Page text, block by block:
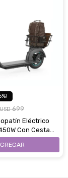
USD 699
Eléctrico
Con Cesta
H